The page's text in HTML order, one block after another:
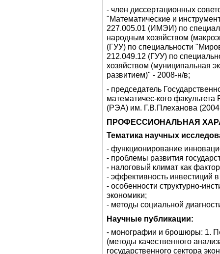
- член диссертационных
"Математические и
227.005.01 (ИМЭИ) по
народным хозяйством
(ГУУ) по специальности
212.049.12 (ГУУ) по
хозяйством (муниципальная
развитием)" - 2008-н/в;
- председатель
математичес-кого
(РЭА) им. Г.В.Плеханова (2004
ПРОФЕССИОНАЛЬНАЯ
Тематика научных
- функционирование
- проблемы развития
- налоговый климат как
- эффективность инвестиций
- особенности структурно-
экономики;
- методы социальной
Научные публикации:
- монографии и брошюры: 1.
(методы качественного
государственного сектора